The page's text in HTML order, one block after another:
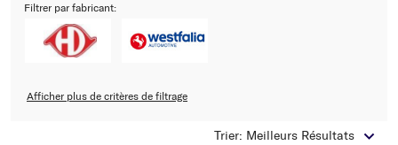
Ou choix du véhicule selon les critères suivants :
Choix du fabricant
Choix du modèle
Filtrer par fabricant:
Afficher plus de critères de filtrage
Trier: Meilleurs Résultats